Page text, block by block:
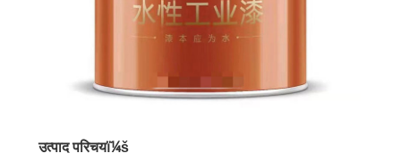
उत्पाद परिचयï¼š